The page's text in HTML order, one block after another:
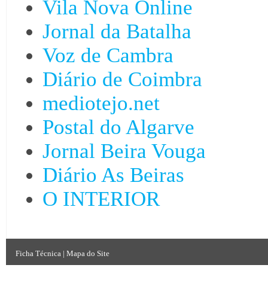
Vila Nova Online
Jornal da Batalha
Voz de Cambra
Diário de Coimbra
mediotejo.net
Postal do Algarve
Jornal Beira Vouga
Diário As Beiras
O INTERIOR
Ficha Técnica | Mapa do Site